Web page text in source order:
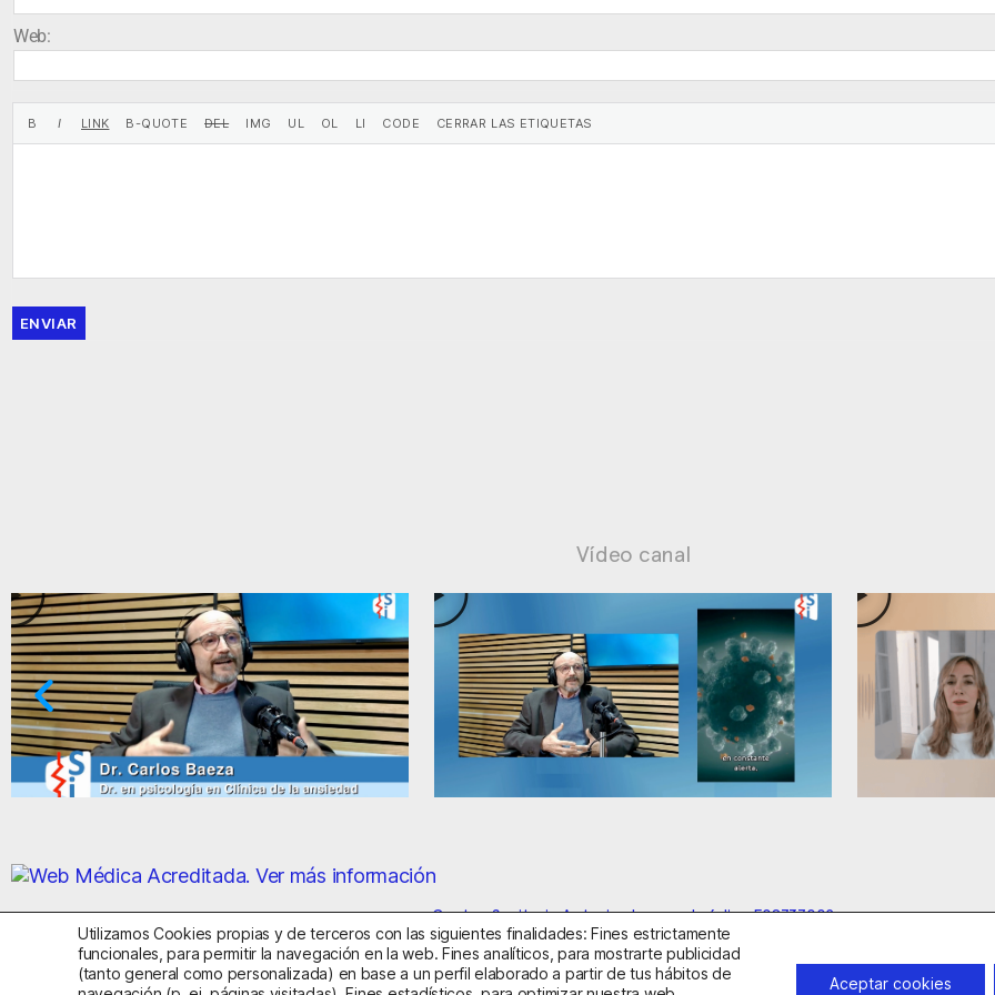
Web:
ENVIAR
Vídeo canal
Centro Sanitario Autorizado con el código E08737002
Aviso LegalPolítica de PrivacidadPolítica de CookiesCondiciones Generales de
Utilizamos Cookies propias y de terceros con las siguientes finalidades: Fines estrictamente
funcionales, para permitir la navegación en la web. Fines analíticos, para mostrarte publicidad
(tanto general como personalizada) en base a un perfil elaborado a partir de tus hábitos de
Aceptar cookies